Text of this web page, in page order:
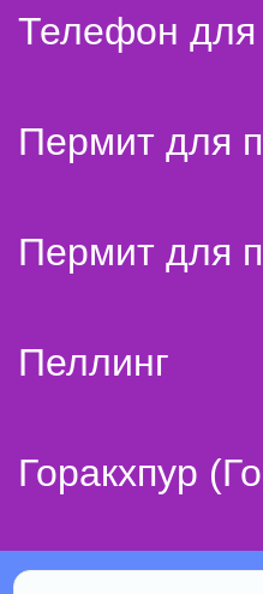
Телефон для
Пермит для
Пермит для
Пеллинг
Горакхпур